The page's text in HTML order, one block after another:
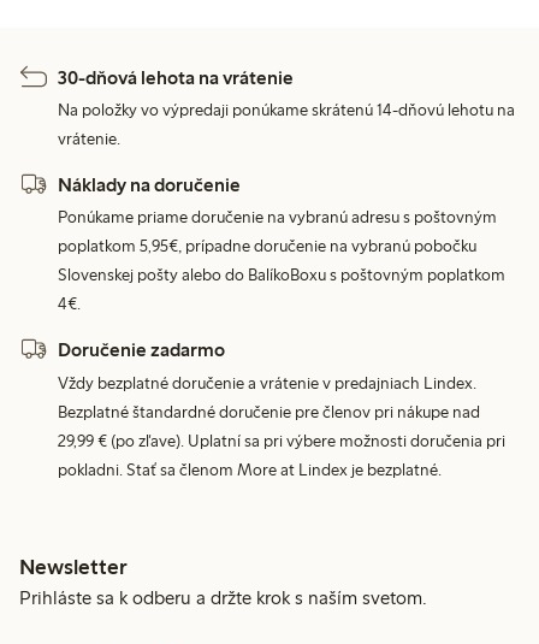
30-dňová lehota na vrátenie
Na položky vo výpredaji ponúkame skrátenú 14-dňovú lehotu na
vrátenie.
Náklady na doručenie
Ponúkame priame doručenie na vybranú adresu s poštovným
poplatkom 5,95€, prípadne doručenie na vybranú pobočku
Slovenskej pošty alebo do BalíkoBoxu s poštovným poplatkom
4€.
Doručenie zadarmo
Vždy bezplatné doručenie a vrátenie v predajniach Lindex.
Bezplatné štandardné doručenie pre členov pri nákupe nad
29,99 € (po zľave). Uplatní sa pri výbere možnosti doručenia pri
pokladni. Stať sa členom More at Lindex je bezplatné.
Newsletter
Prihláste sa k odberu a držte krok s naším svetom.